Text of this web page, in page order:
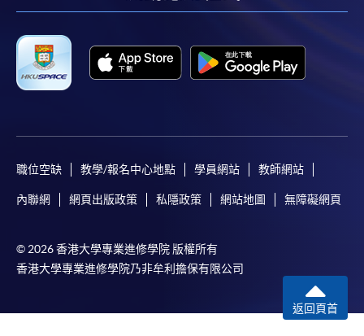
職位空缺 教學/報名中心地點 學員網站 教師網站
內聯網 網頁出版政策 私隱政策 網站地圖 無障礙網頁
© 2026 香港大學專業進修學院 版權所有
香港大學專業進修學院乃非牟利擔保有限公司
返回頁首